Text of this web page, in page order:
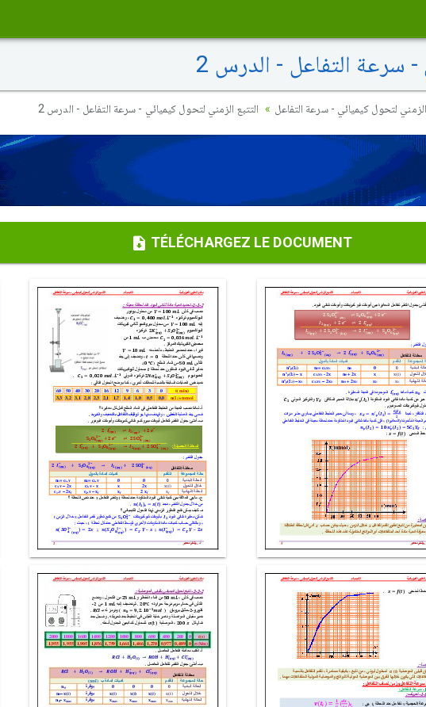
- سرعة التفاعل - الدرس 2
الزمني لتحول كيميائي - سرعة التفاعل التتبع الزمني لتحول كيميائي - سرعة التفاعل - الدرس 2
TÉLÉCHARGEZ LE DOCUMENT